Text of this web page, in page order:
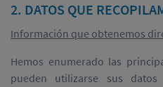
2. DATOS QUE
Información que obtenemos
Hemos enumerado las
pueden utilizarse sus